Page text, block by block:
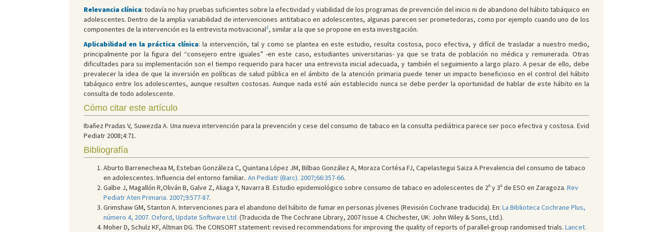
Relevancia clínica: todavía no hay pruebas suficientes sobre la efectividad y viabilidad de los programas de prevención del inicio ni de abandono del hábito tabáquico en
adolescentes. Dentro de la amplia variabilidad de intervenciones antitabaco en adolescentes, algunas parecen ser prometedoras, como por ejemplo cuando uno de los
componentes de la intervención es la entrevista motivacional3, similar a la que se propone en esta investigación.
Aplicabilidad en la práctica clínica: la intervención, tal y como se plantea en este estudio, resulta costosa, poco efectiva, y difícil de trasladar a nuestro medio,
principalmente por la figura del “consejero entre iguales” -en este caso, estudiantes universitarias- ya que se trata de población no médica y remunerada. Otras
dificultades para su implementación son el tiempo requerido para hacer una entrevista inicial adecuada, y también el seguimiento a largo plazo. A pesar de ello, debe
prevalecer la idea de que la inversión en políticas de salud pública en el ámbito de la atención primaria puede tener un impacto beneficioso en el control del hábito
tabáquico entre los adolescentes, aunque resulten costosas. Aunque nada esté aún establecido nunca se debe perder la oportunidad de hablar de este hábito en la
consulta de todo adolescente.
Cómo citar este artículo
Ibañez Pradas V, Suwezda A. Una nueva intervención para la prevención y cese del consumo de tabaco en la consulta pediátrica parece ser poco efectiva y costosa. Evid
Pediatr 2008;4:71.
Bibliografía
Aburto Barrenecheaa M, Esteban Gonzáleza C, Quintana López JM, Bilbao González A, Moraza Cortésa FJ, Capelastegui Saiza A Prevalencia del consumo de tabaco
en adolescentes. Influencia del entorno familiar.. An Pediatr (Barc). 2007;66:357-66.
Galbe J, Magallón R,Oliván B, Galve Z, Aliaga Y, Navarra B. Estudio epidemiológico sobre consumo de tabaco en adolescentes de 2º y 3º de ESO en Zaragoza. Rev
Pediatr Aten Primaria. 2007;9:577-87.
Grimshaw GM, Stanton A. Intervenciones para el abandono del hábito de fumar en personas jóvenes (Revisión Cochrane traducida). En: La Biblioteca Cochrane Plus,
número 4, 2007. Oxford, Update Software Ltd. (Traducida de The Cochrane Library, 2007 Issue 4. Chichester, UK: John Wiley & Sons, Ltd.).
Moher D, Schulz KF, Altman DG. The CONSORT statement: revised recommendations for improving the quality of reports of parallel-group randomised trials. Lancet.